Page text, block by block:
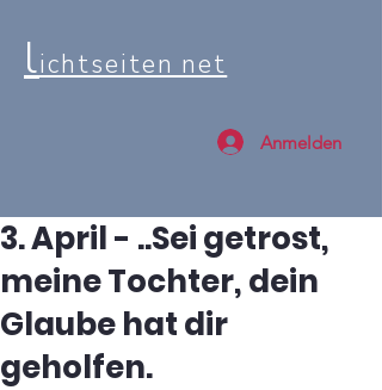
lichtseiten net
Anmelden
3. April - ..Sei getrost,
meine Tochter, dein
Glaube hat dir
geholfen.